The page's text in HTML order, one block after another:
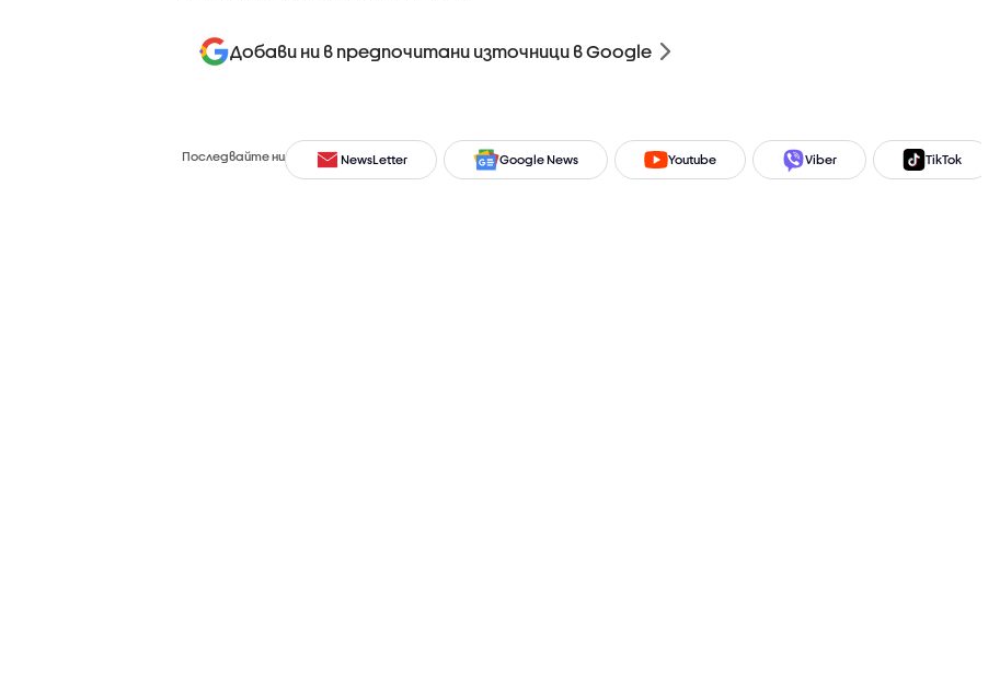
Добави ни в предпочитани източници в Google
Последвайте ни NewsLetter Google News Youtube Viber TikTok